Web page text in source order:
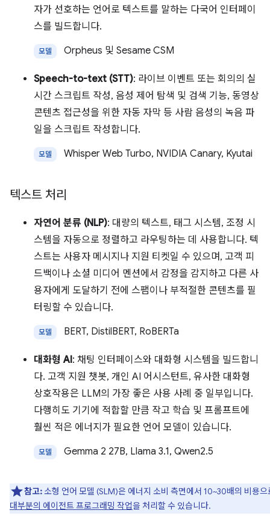
자가 선호하는 언어로 텍스트를 말하는 다국어 인터페이
스를 빌드합니다.
모델 Orpheus 및 Sesame CSM
Speech-to-text (STT): 라이브 이벤트 또는 회의의 실
시간 스크립트 작성, 음성 제어 탐색 및 검색 기능, 동영상
콘텐츠 접근성을 위한 자동 자막 등 사람 음성의 녹음 파
일을 스크립트 작성합니다.
모델 Whisper Web Turbo, NVIDIA Canary, Kyutai
텍스트 처리
자연어 분류 (NLP): 대량의 텍스트, 태그 시스템, 조정 시
스템을 자동으로 정렬하고 라우팅하는 데 사용합니다. 텍
스트는 사용자 메시지나 지원 티켓일 수 있으며, 고객 피
드백이나 소셜 미디어 멘션에서 감정을 감지하고 다른 사
용자에게 도달하기 전에 스팸이나 부적절한 콘텐츠를 필
터링할 수 있습니다.
모델 BERT, DistilBERT, RoBERTa
대화형 AI: 채팅 인터페이스와 대화형 시스템을 빌드합니
다. 고객 지원 챗봇, 개인 AI 어시스턴트, 유사한 대화형
상호작용은 LLM의 가장 좋은 사용 사례 중 일부입니다.
다행히도 기기에 적합할 만큼 작고 학습 및 프롬프트에
훨씬 적은 에너지가 필요한 언어 모델이 있습니다.
모델 Gemma 2 27B, Llama 3.1, Qwen2.5
참고:소형 언어 모델 (SLM)은 에너지 소비 측면에서 10~30배의 비용으
대부분의 에이전트 프로그래밍 작업을 처리할 수 있습니다.